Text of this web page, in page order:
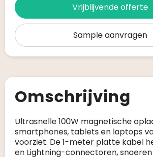
Vrijblijvende offerte
Sample aanvragen
Omschrijving
Ultrasnelle 100W magnetische
smartphones, tablets en laptops
voorziet. De 1-meter platte kabel
en Lightning-connectoren,